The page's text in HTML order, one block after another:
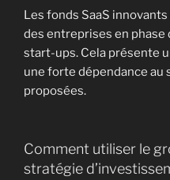
Les fonds SaaS
des entreprises en phase
start-ups. Cela présente
une forte dépendance au
proposées.
Comment utiliser le
stratégie